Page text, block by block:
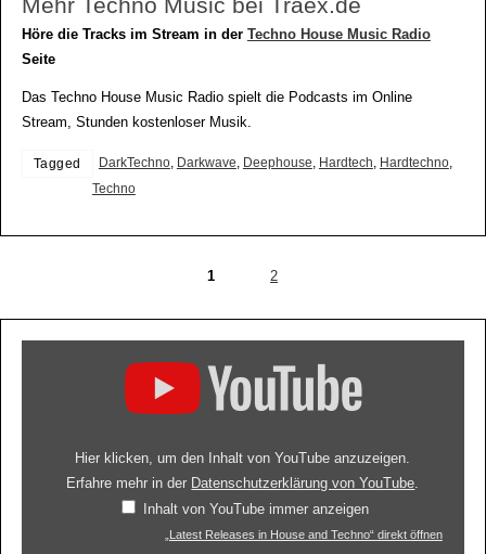
Mehr Techno Music bei Traex.de
Höre die Tracks im Stream in der Techno House Music Radio
Seite
Das Techno House Music Radio spielt die Podcasts im Online
Stream, Stunden kostenloser Musik.
Tagged DarkTechno, Darkwave, Deephouse, Hardtech, Hardtechno,
Techno
1 2
Hier klicken, um den Inhalt von YouTube anzuzeigen.
Erfahre mehr in der Datenschutzerklärung von YouTube.
Inhalt von YouTube immer anzeigen
„Latest Releases in House and Techno“ direkt öffnen